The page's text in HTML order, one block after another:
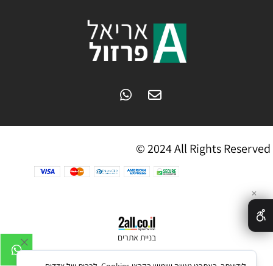
© 2024 All Rights Reserved
בניית אתרים
✕